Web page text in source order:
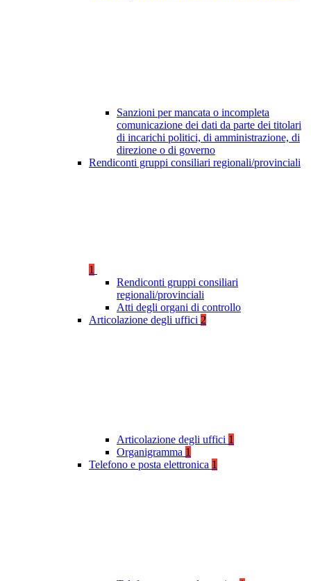
Sanzioni per mancata o incompleta
comunicazione dei dati da parte dei titolari
di incarichi politici, di amministrazione, di
direzione o di governo
Rendiconti gruppi consiliari regionali/provinciali
1
Rendiconti gruppi consiliari
regionali/provinciali
Atti degli organi di controllo
Articolazione degli uffici 2
Articolazione degli uffici 1
Organigramma 1
Telefono e posta elettronica 1